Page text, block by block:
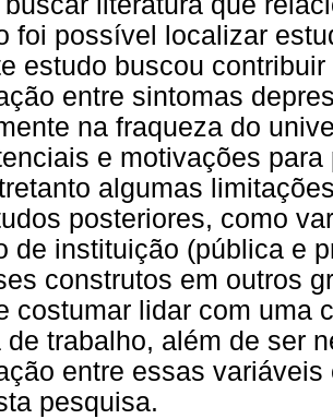
foi possível localizar
estudo buscou
entre sintomas
na fraqueza do
e motivações
algumas
posteriores, como
de instituição (pública e
construtos em outros
costumar lidar com uma
de trabalho, além de ser
entre essas
pesquisa.